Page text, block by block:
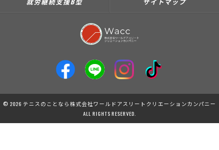
© 2026 テニスのことなら株式会社ワールドアスリートクリエーションカンパニー
ALL RIGHTS RESERVED.